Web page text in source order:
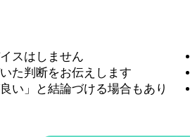
スはしません
た判断をお伝えします
い」と結論づける場合もあり